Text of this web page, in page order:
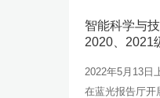
智能科学与
2020、2021
2022年5月13日
在蓝光报告厅开